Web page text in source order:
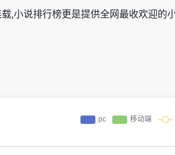
,小说排行榜更是提供全网最收欢迎